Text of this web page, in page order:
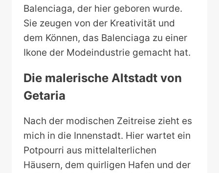
Balenciaga, der hier geboren wurde.
Sie zeugen von der Kreativität und
dem Können, das Balenciaga zu einer
Ikone der Modeindustrie gemacht hat.
Die malerische Altstadt von
Getaria
Nach der modischen Zeitreise zieht es
mich in die Innenstadt. Hier wartet ein
Potpourri aus mittelalterlichen
Häusern, dem quirligen Hafen und der